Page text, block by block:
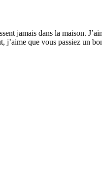
jamais dans la maison.
que vous passiez un